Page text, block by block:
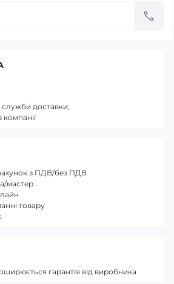
служби доставки;
компанії
з ПДВ/без ПДВ
мастер
товару
гарантія від виробника